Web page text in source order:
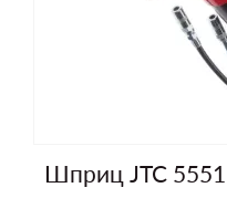
Шприц JTC 5551